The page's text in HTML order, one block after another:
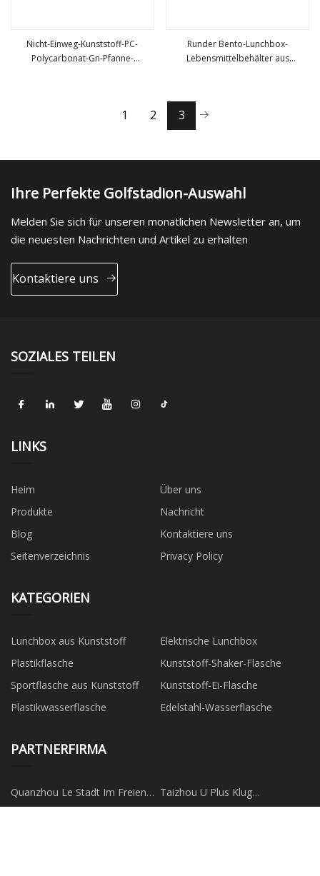
Nicht-Einweg-Kunststoff-PC-
Polycarbonat-Gn-Pfanne-
Runder Bento-Lunchbox-
Lebensmittelbehälter aus
1 2 3
Ihre Perfekte Golfstadion-Auswahl
Melden Sie sich für unseren monatlichen Newsletter an, um
die neuesten Nachrichten und Artikel zu erhalten
Kontaktiere uns
SOZIALES TEILEN
LINKS
Heim
Über uns
Produkte
Nachricht
Blog
Kontaktiere uns
Seitenverzeichnis
Privacy Policy
KATEGORIEN
Lunchbox aus Kunststoff
Elektrische Lunchbox
Plastikflasche
Kunststoff-Shaker-Flasche
Sportflasche aus Kunststoff
Kunststoff-Ei-Flasche
Plastikwasserflasche
Edelstahl-Wasserflasche
PARTNERFIRMA
Quanzhou Le Stadt Im Freien
Ausrüstung Co., Ltd
Taizhou U Plus Klug
Technologie Co., Ltd.